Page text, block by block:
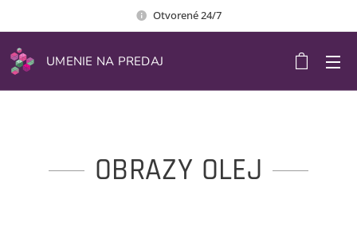
Otvorené 24/7
UMENIE NA PREDAJ
OBRAZY OLEJ